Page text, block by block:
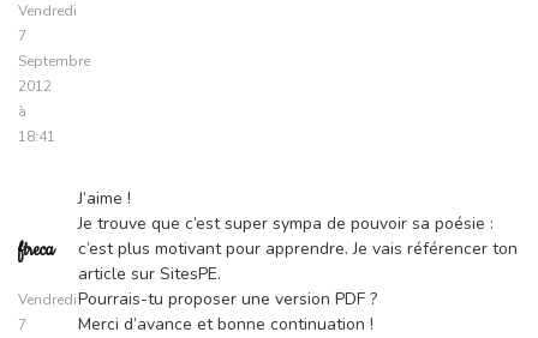
Vendredi
7
Septembre
2012
à
18:41
ftreca
Vendredi
7
J’aime !
Je trouve que c’est super sympa de pouvoir sa poésie :
c’est plus motivant pour apprendre. Je vais référencer ton
article sur SitesPE.
Pourrais-tu proposer une version PDF ?
Merci d’avance et bonne continuation !